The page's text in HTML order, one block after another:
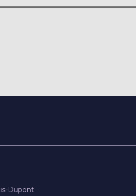
Dupont